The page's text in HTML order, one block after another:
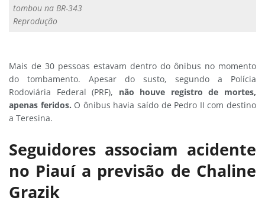
tombou na BR-343
Reprodução
Mais de 30 pessoas estavam dentro do ônibus no momento
do tombamento. Apesar do susto, segundo a Polícia
Rodoviária Federal (PRF), não houve registro de mortes,
apenas feridos. O ônibus havia saído de Pedro II com destino
a Teresina.
Seguidores associam acidente
no Piauí a previsão de Chaline
Grazik